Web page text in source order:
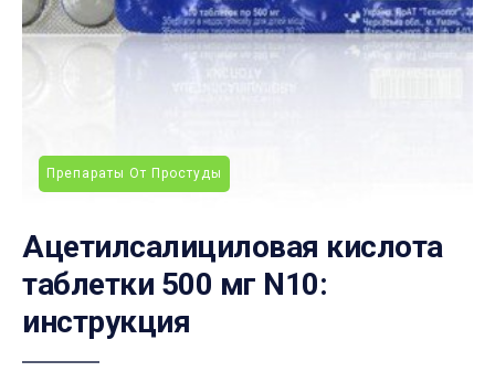
Препараты От Простуды
Ацетилсалициловая кислота
таблетки 500 мг N10:
инструкция